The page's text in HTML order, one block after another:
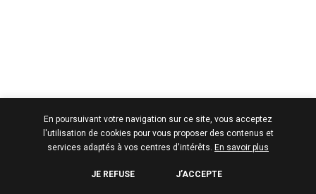
En poursuivant votre navigation sur ce site, vous acceptez
l'utilisation de cookies pour vous proposer des contenus et
services adaptés à vos centres d'intérêts. En savoir plus
JE REFUSE J’ACCEPTE